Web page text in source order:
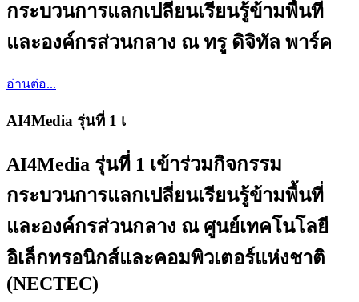
กระบวนการแลกเปลี่ยนเรียนรู้ข้ามพื้นที่
และองค์กรส่วนกลาง ณ ทรู ดิจิทัล พาร์ค
อ่านต่อ...
AI4Media รุ่นที่ 1 เ
AI4Media รุ่นที่ 1 เข้าร่วมกิจกรรม
กระบวนการแลกเปลี่ยนเรียนรู้ข้ามพื้นที่
และองค์กรส่วนกลาง ณ ศูนย์เทคโนโลยี
อิเล็กทรอนิกส์และคอมพิวเตอร์แห่งชาติ
(NECTEC)